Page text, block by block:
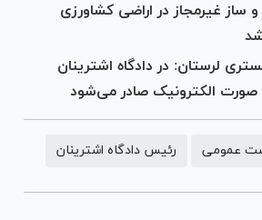
و ساز غیرمجاز در اراضی کشاورزی
لرستان: در دادگاه اشترینان
عمومی رئیس دادگاه اشترینان